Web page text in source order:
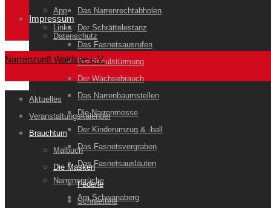
Das Narrenrechtabholen
Der Schrättelestanz
Das Fasnetsausrufen
Die Schulstürmung
Der Wächsebrauch
Das Narrenbaumstellen
Die Narrenmesse
Der Kinderumzug & -ball
Das Fasnetsvergraben
Das Fasnetsausläuten
Narrensprüche
Am Schwanaberg
App
Links
Impressum
Datenschutz
Narrenzunft Waldsee e.V.
Aktuelles
Veranstaltungskalender
Brauchtum
Malbuch
Die Masken
Federle
Schraettele